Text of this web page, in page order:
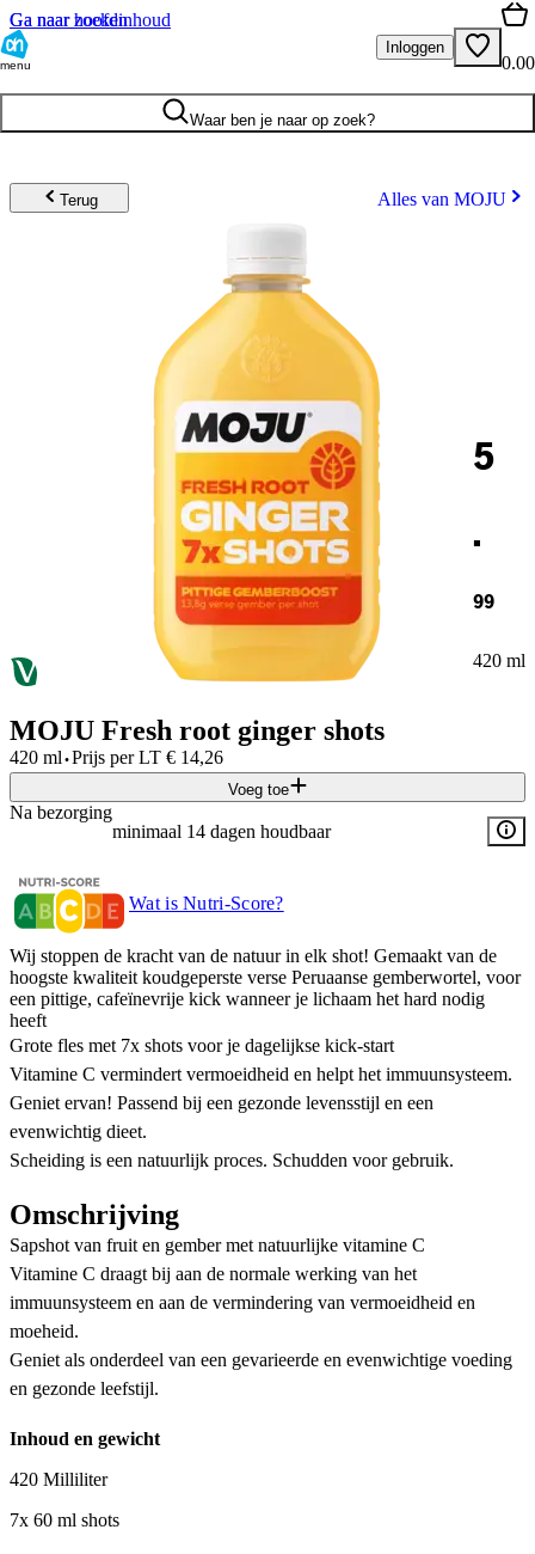
Ga naar hoofdinhoud
Ga naar zoeken
menu
Inloggen
0.00
Waar ben je naar op zoek?
Terug Alles van MOJU
5
.
99
420 ml
MOJU Fresh root ginger shots
420 ml·Prijs per LT € 14,26
Voeg toe
Na bezorging
minimaal 14 dagen houdbaar
Wat is Nutri-Score?
Wij stoppen de kracht van de natuur in elk shot! Gemaakt van de
hoogste kwaliteit koudgeperste verse Peruaanse gemberwortel, voor
een pittige, cafeïnevrije kick wanneer je lichaam het hard nodig
heeft
Grote fles met 7x shots voor je dagelijkse kick-start
Vitamine C vermindert vermoeidheid en helpt het immuunsysteem.
Geniet ervan! Passend bij een gezonde levensstijl en een
evenwichtig dieet.
Scheiding is een natuurlijk proces. Schudden voor gebruik.
Omschrijving
Sapshot van fruit en gember met natuurlijke vitamine C
Vitamine C draagt bij aan de normale werking van het
immuunsysteem en aan de vermindering van vermoeidheid en
moeheid.
Geniet als onderdeel van een gevarieerde en evenwichtige voeding
en gezonde leefstijl.
Inhoud en gewicht
420 Milliliter
7x 60 ml shots